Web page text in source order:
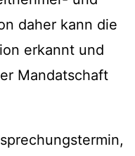
daher kann die
erkannt und
Mandatschaft